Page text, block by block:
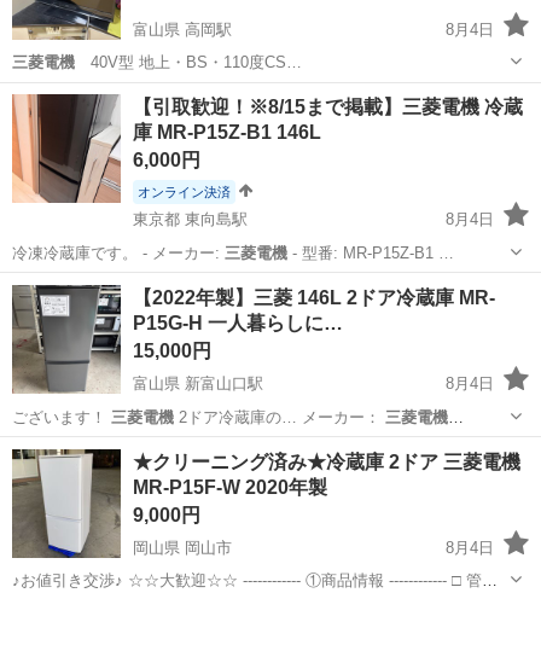
富山県 高岡駅
8月4日
三菱電機40V型 地上・BS・110度CS…
富山 高岡市 高岡駅 ブルーレイ
【引取歓迎！※8/15まで掲載】三菱電機 冷蔵
庫 MR-P15Z-B1 146L
6,000円
オンライン決済
東京都 東向島駅
8月4日
冷凍冷蔵庫です。 - メーカー: 三菱電機- 型番: MR-P15Z-B1 …
東京 墨田区 東向島駅 生活家電 三菱電機
【2022年製】三菱 146L 2ドア冷蔵庫 MR-
P15G-H 一人暮らしに…
15,000円
富山県 新富山口駅
8月4日
ございます！ 三菱電機 2ドア冷蔵庫の… メーカー： 三菱電機
（MITSUBI…
富山 富山市 新富山口駅 キッチン家電 階段
★クリーニング済み★冷蔵庫 2ドア 三菱電機
MR-P15F-W 2020年製
9,000円
岡山県 岡山市
8月4日
♪お値引き交渉♪ ☆☆大歓迎☆☆ ------------ ①商品情報 ------------ □ 管理